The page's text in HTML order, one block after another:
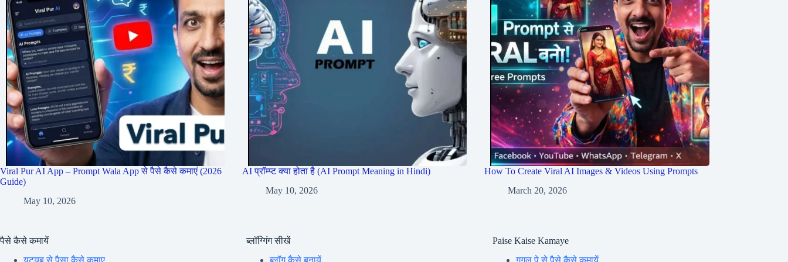
Viral Pur AI App – Prompt Wala App से पैसे कैसे कमाएं (2026
Guide)
May 10, 2026
AI प्रॉम्प्ट क्या होता है (AI Prompt Meaning in Hindi)
May 10, 2026
How To Create Viral AI Images & Videos Using Prompts
March 20, 2026
पैसे कैसे कमायें
यूट्यूब से पैसा कैसे कमाए
ब्लॉग्गिंग सीखें
ब्लॉग कैसे बनायें
Paise Kaise Kamaye
गूगल पे से पैसे कैसे कमायें